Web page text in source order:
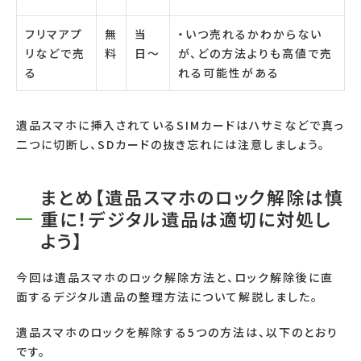
フリマアプ
リなどで売
る
無
料
当
日〜
・いつ売れるかわからない
が、どの方法よりも高値で売
れる可能性がある
遺品スマホに挿入されているSIMカードはハサミなどで真っ
二つに切断し、SDカードの抜き忘れには注意しましょう。
まとめ【遺品スマホのロック解除は慎
重に！デジタル遺品は適切に対処し
よう】
今回は遺品スマホのロック解除方法と、ロック解除後に直
面するデジタル遺品の整理方法について解説しました。
遺品スマホのロックを解除する5つの方法は、以下のとおり
です。